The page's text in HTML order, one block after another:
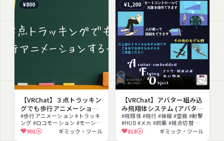
¥800
【VRChat】３点トラッキン
グでも歩行アニメーション
するやつ
LocomotionAnimWith3pTr
acking
#歩行アニメーション #トラッキ
ング #ロコモーション #モーショ
ン #ギミック #VRChat #アバタ
ーギミック #ON #OFF切替
991 ギミック・ツール
¥1,200
【VRChat】アバター組み込
み飛翔体システム (アバター
ギミック) Avatar-
embedded Flying Object
System
#飛翔体 #飛行 #操縦 #空戦 #射撃
#HUD #メカ #同乗 #視点切替 #
射撃ギミック
818 ギミック・ツール